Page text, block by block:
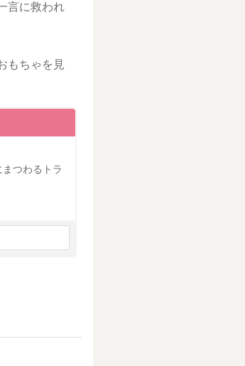
言に救われ
もちゃを見
つわるトラ